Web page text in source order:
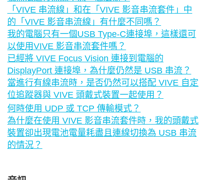
「VIVE 串流線」和在「VIVE 影音串流套件」中
的「VIVE 影音串流線」有什麼不同嗎？
我的電腦只有一個USB Type-C連接埠，這樣還可
以使用VIVE 影音串流套件嗎？
已經將 VIVE Focus Vision 連接到電腦的
DisplayPort 連接埠，為什麼仍然是 USB 串流？
當進行有線串流時，是否仍然可以搭配 VIVE 自定
位追蹤器與 VIVE 頭戴式裝置一起使用？
何時使用 UDP 或 TCP 傳輸模式？
為什麼在使用 VIVE 影音串流套件時，我的頭戴式
裝置卻出現電池電量耗盡且連線切換為 USB 串流
的情況？